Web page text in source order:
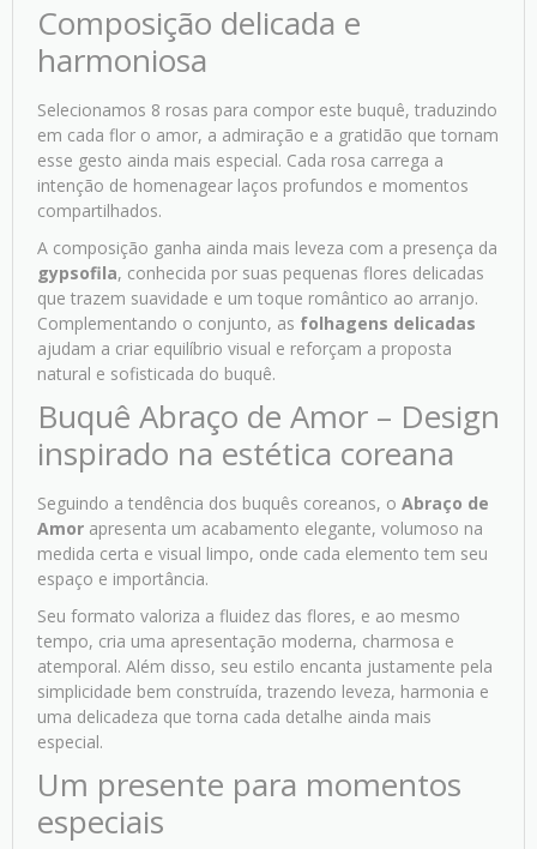
Composição delicada e
harmoniosa
Selecionamos 8 rosas para compor este buquê, traduzindo
em cada flor o amor, a admiração e a gratidão que tornam
esse gesto ainda mais especial. Cada rosa carrega a
intenção de homenagear laços profundos e momentos
compartilhados.
A composição ganha ainda mais leveza com a presença da
gypsofila, conhecida por suas pequenas flores delicadas
que trazem suavidade e um toque romântico ao arranjo.
Complementando o conjunto, as folhagens delicadas
ajudam a criar equilíbrio visual e reforçam a proposta
natural e sofisticada do buquê.
Buquê Abraço de Amor – Design
inspirado na estética coreana
Seguindo a tendência dos buquês coreanos, o Abraço de
Amor apresenta um acabamento elegante, volumoso na
medida certa e visual limpo, onde cada elemento tem seu
espaço e importância.
Seu formato valoriza a fluidez das flores, e ao mesmo
tempo, cria uma apresentação moderna, charmosa e
atemporal. Além disso, seu estilo encanta justamente pela
simplicidade bem construída, trazendo leveza, harmonia e
uma delicadeza que torna cada detalhe ainda mais
especial.
Um presente para momentos
especiais